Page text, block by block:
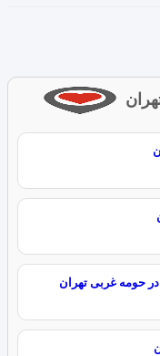
حومه غربی تهران